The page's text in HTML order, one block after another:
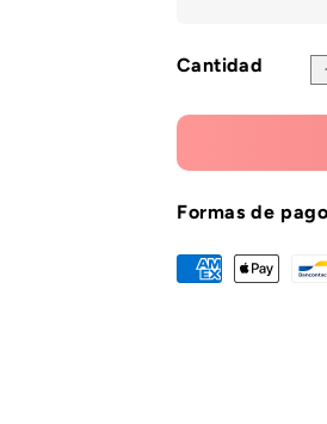
Cantidad
Formas de